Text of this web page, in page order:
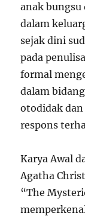
anak bungsu
dalam
sejak dini
pada
formal
dalam
otodidak
respons
Karya Awal
Agatha
“The